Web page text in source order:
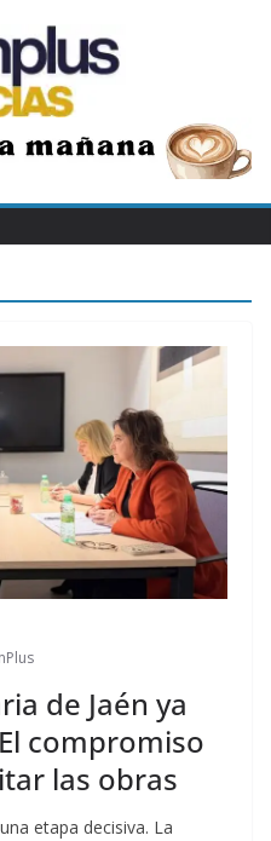
de Jaén ya
compromiso
las obras
etapa decisiva. La